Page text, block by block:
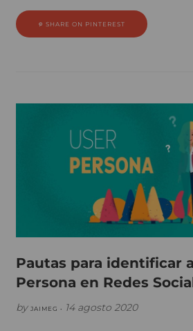
SHARE ON PINTEREST
Pautas para identificar
Persona en Redes
by JAIMEG • 14 agosto 2020